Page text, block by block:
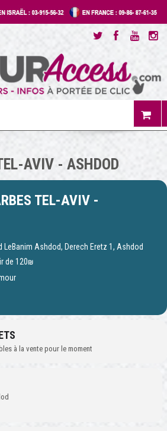
AVIV - ASHDOD
TEL-AVIV -
LeBanim Ashdod, Derech Eretz 1, Ashdod
de 120₪
à la vente pour le moment